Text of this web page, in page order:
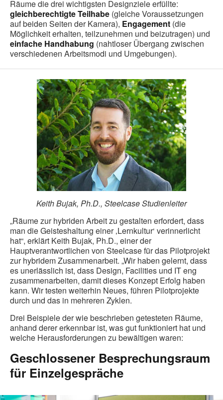
Räume die drei wichtigsten Designziele erfüllte:
gleichberechtigte Teilhabe (gleiche Voraussetzungen
auf beiden Seiten der Kamera), Engagement (die
Möglichkeit erhalten, teilzunehmen und beizutragen) und
einfache Handhabung (nahtloser Übergang zwischen
verschiedenen Arbeitsmodi und Umgebungen).
Keith Bujak, Ph.D., Steelcase Studienleiter
„Räume zur hybriden Arbeit zu gestalten erfordert, dass
man die Geisteshaltung einer ‚Lernkultur‘ verinnerlicht
hat“, erklärt Keith Bujak, Ph.D., einer der
Hauptverantwortlichen von Steelcase für das Pilotprojekt
zur hybridem Zusammenarbeit. „Wir haben gelernt, dass
es unerlässlich ist, dass Design, Facilities und IT eng
zusammenarbeiten, damit dieses Konzept Erfolg haben
kann. Wir testen weiterhin Neues, führen Pilotprojekte
durch und das in mehreren Zyklen.
Drei Beispiele der wie beschrieben getesteten Räume,
anhand derer erkennbar ist, was gut funktioniert hat und
welche Herausforderungen zu bewältigen waren:
Geschlossener Besprechungsraum
für Einzelgespräche